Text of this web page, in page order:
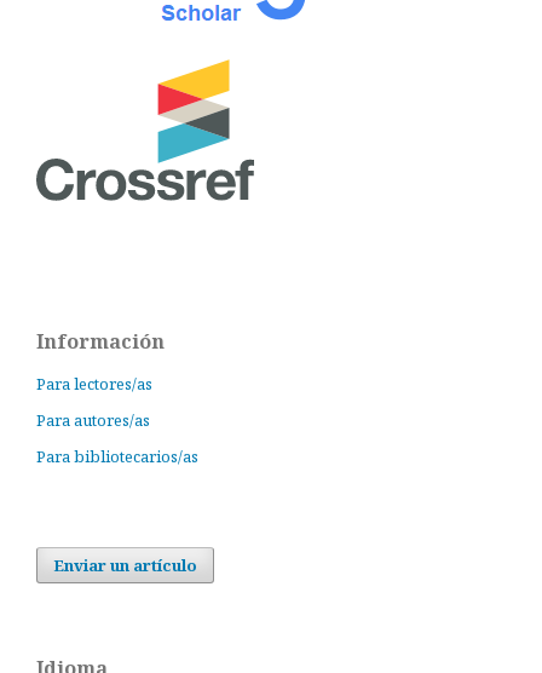
Información
Para lectores/as
Para autores/as
Para bibliotecarios/as
Enviar un artículo